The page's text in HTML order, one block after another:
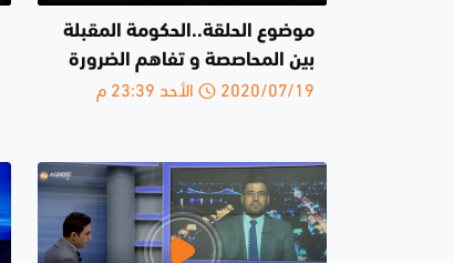
موضوع الحلقة..الحكومة المقبلة
بين المحاصصة و تفاهم الضرورة
2020/07/19 الأحد 23:39 م